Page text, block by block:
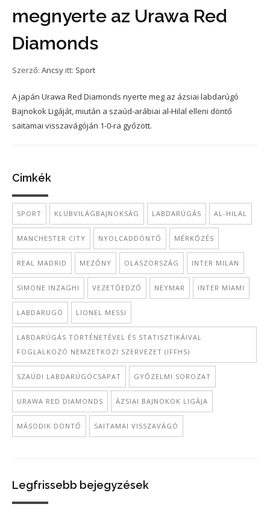
megnyerte az Urawa Red
Diamonds
Szerző: Ancsy itt: Sport
A japán Urawa Red Diamonds nyerte meg az ázsiai labdarúgó
Bajnokok Ligáját, miután a szaúd-arábiai al-Hilal elleni döntő
saitamai visszavágóján 1-0-ra győzött.
Cimkék
SPORT KLUBVILÁGBAJNOKSÁG LABDARÚGÁS AL-HILAL
MANCHESTER CITY NYOLCADDÖNTŐ MÉRKŐZÉS
REAL MADRID MEZŐNY OLASZORSZÁG INTER MILAN
SIMONE INZAGHI VEZETŐEDZŐ NEYMAR INTER MIAMI
LABDARUGÓ LIONEL MESSI
LABDARÚGÁS TÖRTÉNETÉVEL ÉS STATISZTIKÁIVAL
FOGLALKOZÓ NEMZETKÖZI SZERVEZET (IFFHS)
SZAÚDI LABDARÚGÓCSAPAT GYŐZELMI SOROZAT
URAWA RED DIAMONDS ÁZSIAI BAJNOKOK LIGÁJA
MÁSODIK DÖNTŐ SAITAMAI VISSZAVÁGÓ
Legfrissebb bejegyzések